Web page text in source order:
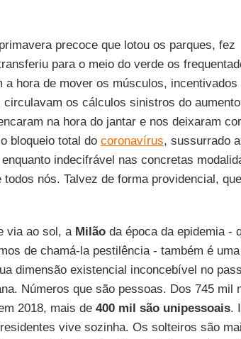
precoce que lotou os parques, fez
para o meio do verde os
a hora de mover os músculos, incentivados
os cálculos sinistros do
na hora do jantar e nos deixaram
bloqueio total do coronavírus, sussurrado
indecifrável nas concretas
nós. Talvez de forma providencial,
via ao sol, a Milãoda época da epidemia -
de chamá-la pestilência - também é uma
dimensão existencial inconcebível no
Números que são pessoas. Dos 745 mil
2018, mais de 400 mil são unipessoais.
vive sozinha. Os solteiros são